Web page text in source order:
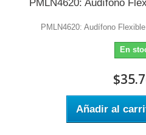
PMLN4620: Audífono
PMLN4620: Audífono
En
Añadir al